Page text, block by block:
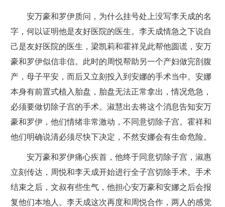
安万豪和罗伊质问，为什么挂号处上没写李天成的名
字，何以证明他是友好医院的医生。李天成情急之下说自
己是友好医院的医生，梁凯莉和霍祥见此帮他圆谎，安万
豪和罗伊似信非信。此时的周悦帮助另一个产妇做完剖腹
产，母子平安，而后又立刻投入到安娜的手术当中。安娜
本身有前置式植入胎盘，胎盘无法正常拿出，情况危急，
必须要做切除子宫的手术。淑慧出去将这个消息告知安万
豪和罗伊，他们情绪非常激动，不同意切除子宫。霍祥和
他们明确说清必须尽快下决定，不然安娜会有生命危险。
安万豪和罗伊痛心疾首，他终于同意切除子宫，淑惠
立刻传达，周悦和李天成开始进行全子宫切除手术。手术
结束之后，文叔有些生气，他担心安万豪和安娜之后会报
复他们本地人。李天成这次再度和周悦合作，两人的感觉